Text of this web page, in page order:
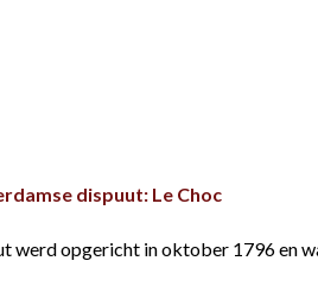
dispuut: Le Choc
werd opgericht in oktober 1796 en